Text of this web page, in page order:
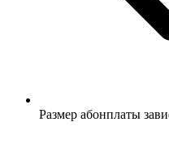
Размер абонплаты